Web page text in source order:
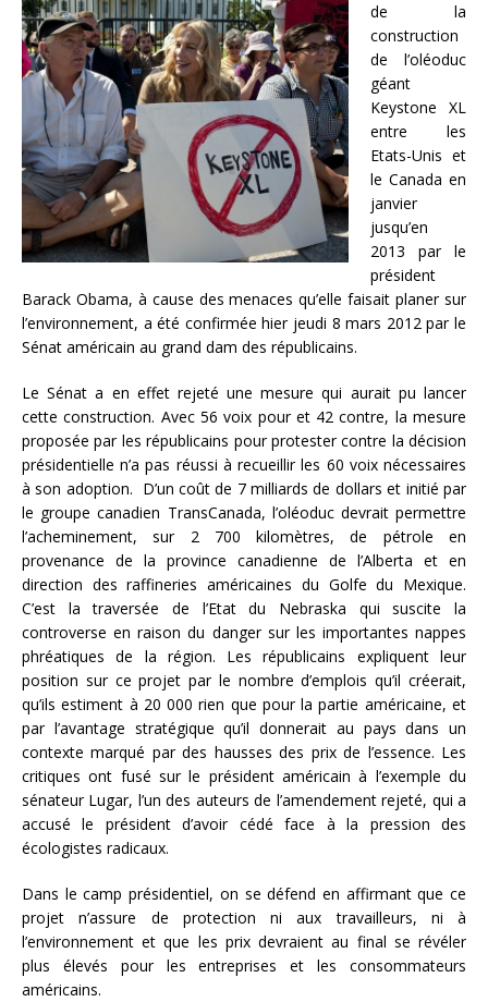
de la
construction
de l’oléoduc
géant
Keystone XL
entre les
Etats-Unis et
le Canada en
janvier
jusqu’en
2013 par le
président
Barack Obama, à cause des menaces qu’elle faisait planer sur
l’environnement, a été confirmée hier jeudi 8 mars 2012 par le
Sénat américain au grand dam des républicains.
Le Sénat a en effet rejeté une mesure qui aurait pu lancer
cette construction. Avec 56 voix pour et 42 contre, la mesure
proposée par les républicains pour protester contre la décision
présidentielle n’a pas réussi à recueillir les 60 voix nécessaires
à son adoption. D’un coût de 7 milliards de dollars et initié par
le groupe canadien TransCanada, l’oléoduc devrait permettre
l’acheminement, sur 2 700 kilomètres, de pétrole en
provenance de la province canadienne de l’Alberta et en
direction des raffineries américaines du Golfe du Mexique.
C’est la traversée de l’Etat du Nebraska qui suscite la
controverse en raison du danger sur les importantes nappes
phréatiques de la région. Les républicains expliquent leur
position sur ce projet par le nombre d’emplois qu’il créerait,
qu’ils estiment à 20 000 rien que pour la partie américaine, et
par l’avantage stratégique qu’il donnerait au pays dans un
contexte marqué par des hausses des prix de l’essence. Les
critiques ont fusé sur le président américain à l’exemple du
sénateur Lugar, l’un des auteurs de l’amendement rejeté, qui a
accusé le président d’avoir cédé face à la pression des
écologistes radicaux.
Dans le camp présidentiel, on se défend en affirmant que ce
projet n’assure de protection ni aux travailleurs, ni à
l’environnement et que les prix devraient au final se révéler
plus élevés pour les entreprises et les consommateurs
américains.